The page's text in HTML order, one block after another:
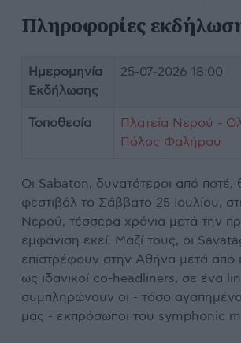
Πληροφορίες
Ημερομηνία
Εκδήλωσης
25-07-2026 18:00
Τοποθεσία
Πλατεία Νερού -
Πόλος Φαλήρου
Οι Sabaton, δυνατότεροι από ποτέ,
φεστιβάλ το Σάββατο 25 Ιουλίου,
Νερού, τέσσερα χρόνια μετά την
εμφάνιση εκεί. Μαζί τους, οι
επιστρέφουν στην Αθήνα μετά από
ως ιδανικοί co-headliners, σε ένα
συμπληρώνουν οι - τόσο
μας - εκπρόσωποι του symphonic